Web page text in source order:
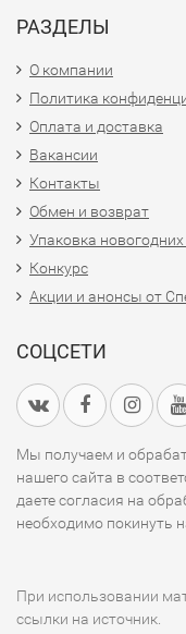
РАЗДЕЛЫ
О компании
Политика
Оплата и доставка
Вакансии
Контакты
Обмен и возврат
Упаковка
Конкурс
Акции и анонсы от
СОЦСЕТИ
Мы получаем и
нашего сайта в
даете согласия на
необходимо покинуть
При использовании
ссылки на источник.